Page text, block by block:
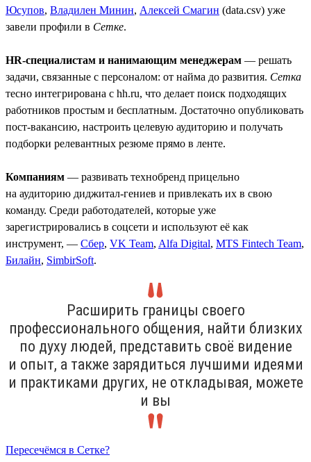
Юсупов, Владилен Минин, Алексей Смагин (data.csv) уже
завели профили в Сетке.
HR-специалистам и нанимающим менеджерам — решать
задачи, связанные с персоналом: от найма до развития. Сетка
тесно интегрирована с hh.ru, что делает поиск подходящих
работников простым и бесплатным. Достаточно опубликовать
пост-вакансию, настроить целевую аудиторию и получать
подборки релевантных резюме прямо в ленте.
Компаниям — развивать технобренд прицельно
на аудиторию диджитал-гениев и привлекать их в свою
команду. Среди работодателей, которые уже
зарегистрировались в соцсети и используют её как
инструмент, — Сбер, VK Team, Alfa Digital, MTS Fintech Team,
Билайн, SimbirSoft.
Расширить границы своего
профессионального общения, найти близких
по духу людей, представить своё видение
и опыт, а также зарядиться лучшими идеями
и практиками других, не откладывая, можете
и вы
Пересечёмся в Сетке?